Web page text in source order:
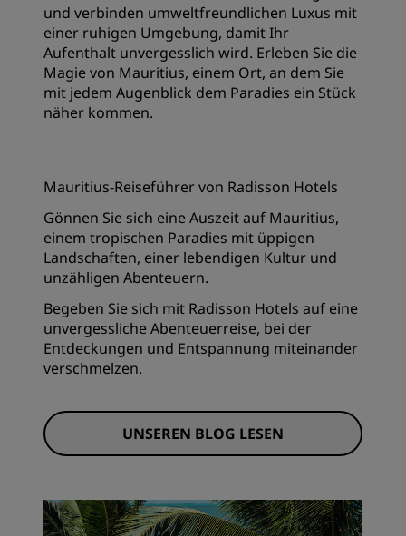
und verbinden umweltfreundlichen Luxus mit
einer ruhigen Umgebung, damit Ihr
Aufenthalt unvergesslich wird. Erleben Sie die
Magie von Mauritius, einem Ort, an dem Sie
mit jedem Augenblick dem Paradies ein Stück
näher kommen.
Mauritius-Reiseführer von Radisson Hotels
Gönnen Sie sich eine Auszeit auf Mauritius,
einem tropischen Paradies mit üppigen
Landschaften, einer lebendigen Kultur und
unzähligen Abenteuern.
Begeben Sie sich mit Radisson Hotels auf eine
unvergessliche Abenteuerreise, bei der
Entdeckungen und Entspannung miteinander
verschmelzen.
UNSEREN BLOG LESEN